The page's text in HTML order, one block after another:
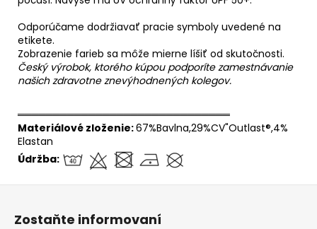
Odporúčame dodržiavať pracie symboly uvedené na
etikete.
Zobrazenie farieb sa môže mierne líšiť od skutočnosti.
Český výrobok, ktorého kúpou podporíte zamestnávanie
našich zdravotne znevýhodnených kolegov.
══════════════════════════════
Materiálové zloženie:67%Bavlna,29%CV"Outlast®,4%
Elastan
Údržba:
Zostaňte informovaní